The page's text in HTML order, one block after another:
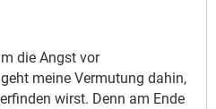
die Angst vor
meine Vermutung dahin,
wirst. Denn am Ende